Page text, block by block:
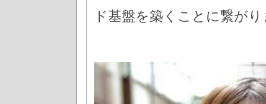
ド基盤を築くことに繋が